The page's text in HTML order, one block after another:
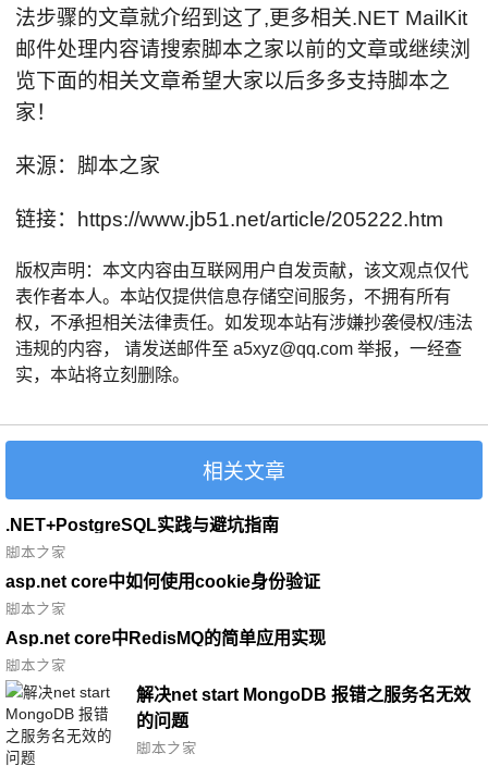
法步骤的文章就介绍到这了,更多相关.NET MailKit
邮件处理内容请搜索脚本之家以前的文章或继续浏
览下面的相关文章希望大家以后多多支持脚本之
家！
来源：脚本之家
链接：https://www.jb51.net/article/205222.htm
版权声明：本文内容由互联网用户自发贡献，该文观点仅代
表作者本人。本站仅提供信息存储空间服务，不拥有所有
权，不承担相关法律责任。如发现本站有涉嫌抄袭侵权/违法
违规的内容， 请发送邮件至 a5xyz@qq.com 举报，一经查
实，本站将立刻删除。
相关文章
.NET+PostgreSQL实践与避坑指南
脚本之家
asp.net core中如何使用cookie身份验证
脚本之家
Asp.net core中RedisMQ的简单应用实现
脚本之家
解决net start MongoDB 报错之服务名无效
的问题
脚本之家